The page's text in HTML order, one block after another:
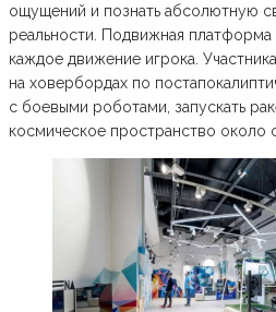
ощущений и познать абсолютную
реальности. Подвижная
каждое движение игрока.
на ховербордах по
с боевыми роботами, запускать
космическое пространство около